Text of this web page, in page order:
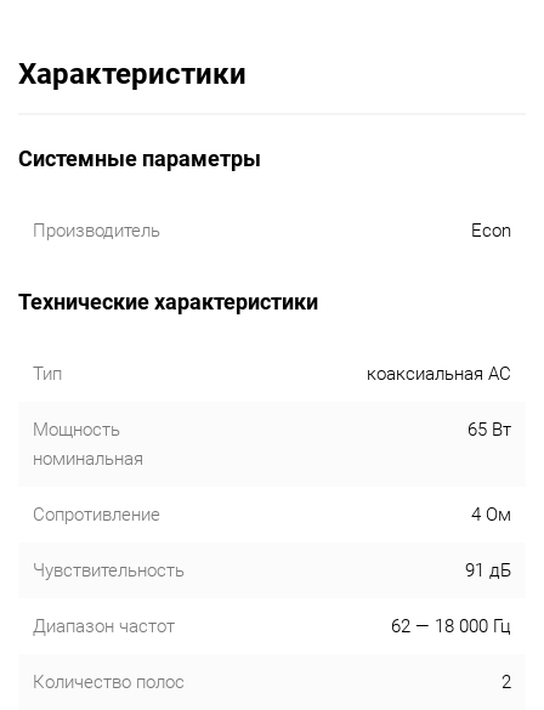
Характеристики
Системные параметры
Производитель Econ
Технические характеристики
Тип коаксиальная АС
Мощность
номинальная
65 Вт
Сопротивление 4 Ом
Чувствительность 91 дБ
Диапазон частот 62 — 18 000 Гц
Количество полос 2